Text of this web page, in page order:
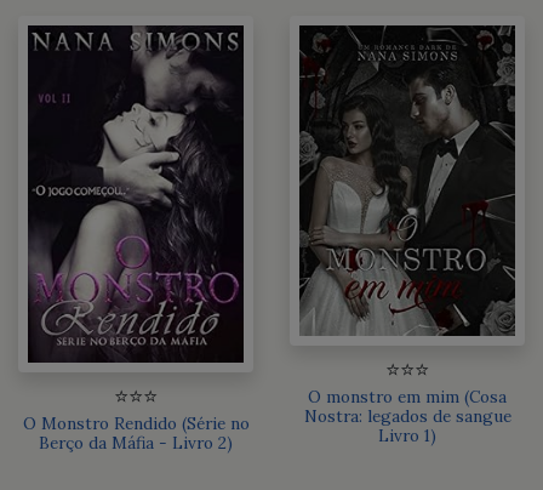
⭐⭐⭐
O Monstro Rendido (Série no
Berço da Máfia - Livro 2)
⭐⭐⭐
O monstro em mim (Cosa
Nostra: legados de sangue
Livro 1)